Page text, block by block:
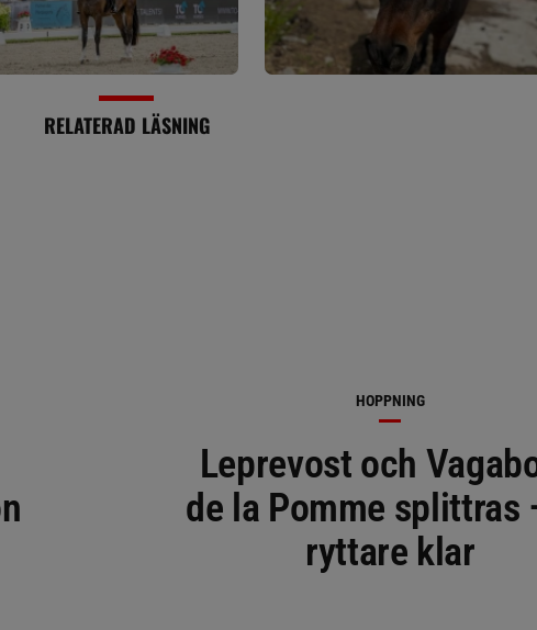
RELATERAD LÄSNING
HOPPNING
Leprevost och
de la Pomme splittras
ryttare klar